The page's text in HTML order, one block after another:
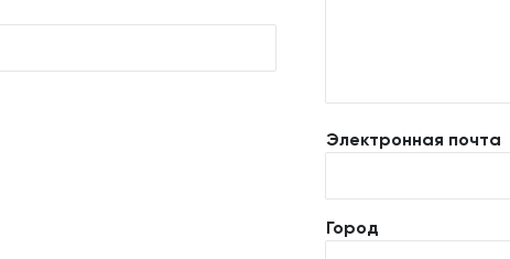
Электронная почта
Город